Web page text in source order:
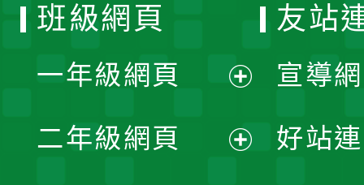
班級網頁
一年級網頁
開
二年級網頁
友站
宣導
好站